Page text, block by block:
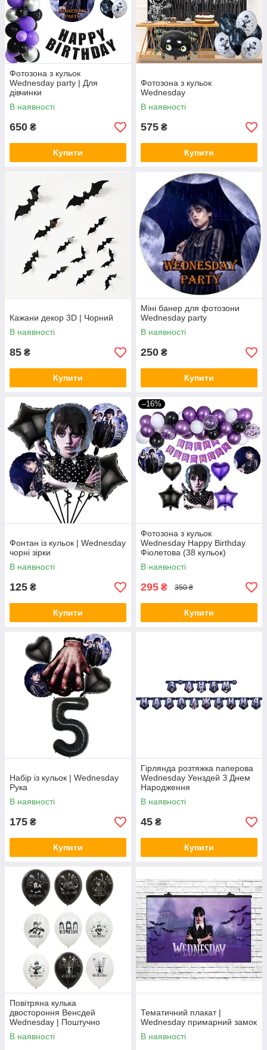
Фотозона з кульок
Wednesday party | Для
дівчинки
В наявності
650 ₴
Купити
Фотозона з кульок
Wednesday
В наявності
575 ₴
Купити
Кажани декор 3D | Чорний
В наявності
85 ₴
Купити
Міні банер для фотозони
Wednesday party
В наявності
250 ₴
Купити
Фонтан із кульок | Wednesday
чорні зірки
В наявності
125 ₴
Купити
–16%
Фотозона з кульок
Wednesday Happy Birthday
Фіолетова (38 кульок)
В наявності
295 ₴ 350 ₴
Купити
Набір із кульок | Wednesday
Рука
В наявності
175 ₴
Купити
Гірлянда розтяжка паперова
Wednesday Уенздей З Днем
Народження
В наявності
45 ₴
Купити
Повітряна кулька
двостороння Венсдей
Wednesday | Поштучно
В наявності
Тематичний плакат |
Wednesday примарний замок
В наявності